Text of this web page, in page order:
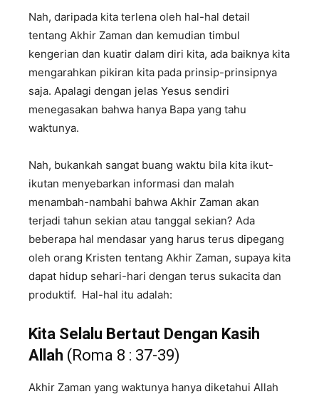
Nah, daripada kita terlena oleh hal-hal detail
tentang Akhir Zaman dan kemudian timbul
kengerian dan kuatir dalam diri kita, ada baiknya kita
mengarahkan pikiran kita pada prinsip-prinsipnya
saja. Apalagi dengan jelas Yesus sendiri
menegasakan bahwa hanya Bapa yang tahu
waktunya.
Nah, bukankah sangat buang waktu bila kita ikut-
ikutan menyebarkan informasi dan malah
menambah-nambahi bahwa Akhir Zaman akan
terjadi tahun sekian atau tanggal sekian? Ada
beberapa hal mendasar yang harus terus dipegang
oleh orang Kristen tentang Akhir Zaman, supaya kita
dapat hidup sehari-hari dengan terus sukacita dan
produktif. Hal-hal itu adalah:
Kita Selalu Bertaut Dengan Kasih
Allah (Roma 8 : 37-39)
Akhir Zaman yang waktunya hanya diketahui Allah